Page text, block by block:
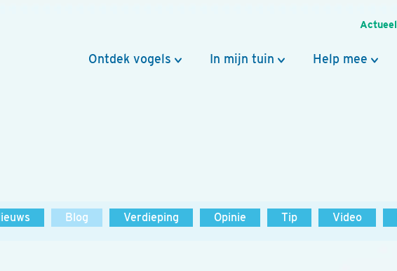
Actueel
Ontdek vogels In mijn tuin Help mee
Blog Verdieping Opinie Tip Video